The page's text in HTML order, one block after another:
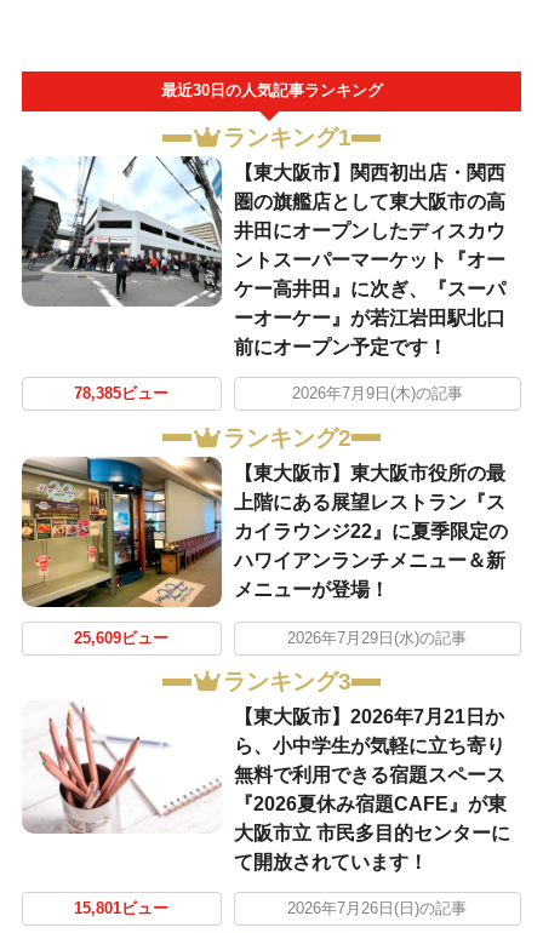
最近30日の人気記事ランキング
ランキング1
【東大阪市】関西初出店・関西
圏の旗艦店として東大阪市の高
井田にオープンしたディスカウ
ントスーパーマーケット『オー
ケー高井田』に次ぎ、『スーパ
ーオーケー』が若江岩田駅北口
前にオープン予定です！
78,385ビュー 2026年7月9日(木)の記事
ランキング2
【東大阪市】東大阪市役所の最
上階にある展望レストラン『ス
カイラウンジ22』に夏季限定の
ハワイアンランチメニュー＆新
メニューが登場！
25,609ビュー 2026年7月29日(水)の記事
ランキング3
【東大阪市】2026年7月21日か
ら、小中学生が気軽に立ち寄り
無料で利用できる宿題スペース
『2026夏休み宿題CAFE』が東
大阪市立 市民多目的センターに
て開放されています！
15,801ビュー 2026年7月26日(日)の記事